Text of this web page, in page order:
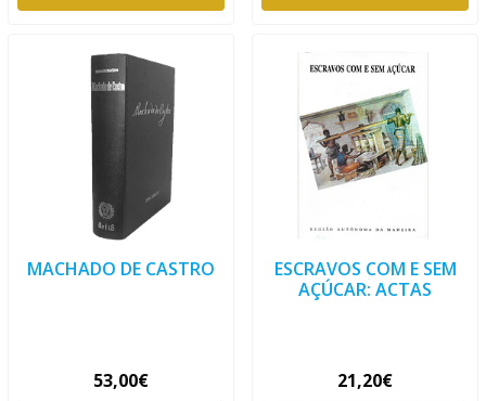
MACHADO DE CASTRO
53,00€
ESCRAVOS COM E SEM
AÇÚCAR: ACTAS
21,20€